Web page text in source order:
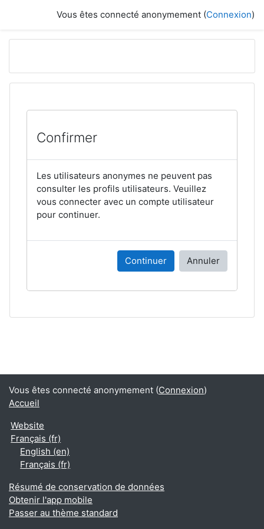
Vous êtes connecté anonymement (Connexion)
Confirmer
Les utilisateurs anonymes ne peuvent pas
consulter les profils utilisateurs. Veuillez
vous connecter avec un compte utilisateur
pour continuer.
Continuer Annuler
Vous êtes connecté anonymement (Connexion)
Accueil
Website
Français ‎(fr)‎
English ‎(en)‎
Français ‎(fr)‎
Résumé de conservation de données
Obtenir l'app mobile
Passer au thème standard